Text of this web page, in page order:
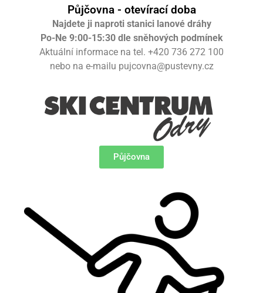
Půjčovna - otevírací doba
Najdete ji naproti stanici lanové dráhy
Po-Ne 9:00-15:30 dle sněhových podmínek
Aktuální informace na tel. +420 736 272 100
nebo na e-mailu pujcovna@pustevny.cz
Půjčovna